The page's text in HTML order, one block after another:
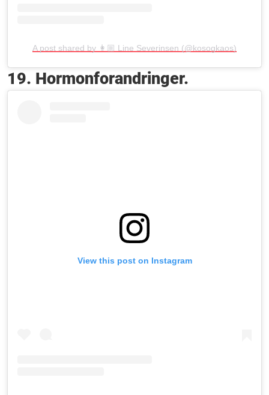
A post shared by 👩🏼 Line Severinsen (@kosogkaos)
19. Hormonforandringer.
View this post on Instagram